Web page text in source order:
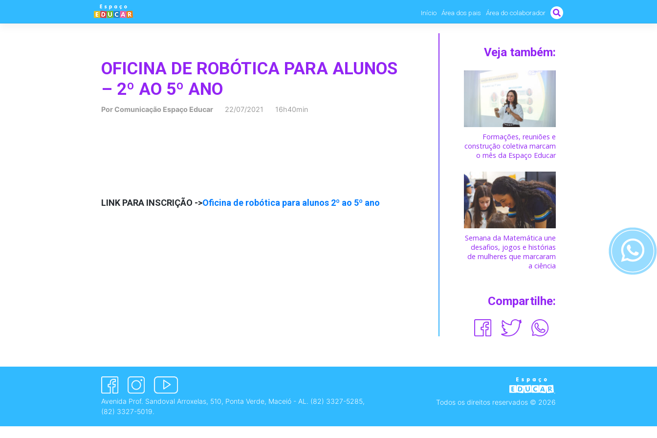
Início Área dos pais Área do colaborador
OFICINA DE ROBÓTICA PARA ALUNOS
– 2º AO 5º ANO
Por Comunicação Espaço Educar 22/07/2021 16h40min
LINK PARA INSCRIÇÃO ->Oficina de robótica para alunos 2º ao 5º ano
Veja também:
Formações, reuniões e
construção coletiva marcam
o mês da Espaço Educar
Semana da Matemática une
desafios, jogos e histórias
de mulheres que marcaram
a ciência
Compartilhe:
Avenida Prof. Sandoval Arroxelas, 510, Ponta Verde, Maceió - AL. (82) 3327-5285,
(82) 3327-5019.
Todos os direitos reservados © 2026